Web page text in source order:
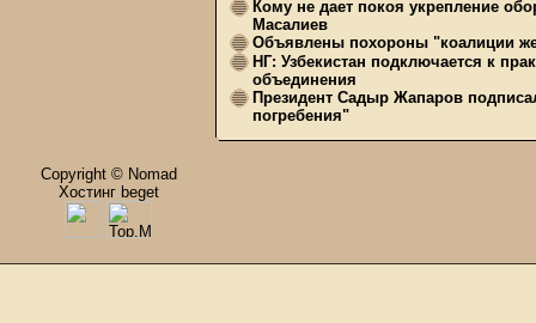
Кому не дает покоя укрепление
Масалиев
Объявлены похороны "коалиции
НГ: Узбекистан подключается к
объединения
Президент Садыр Жапаров
погребения"
Copyright © Nomad
Хостинг beget